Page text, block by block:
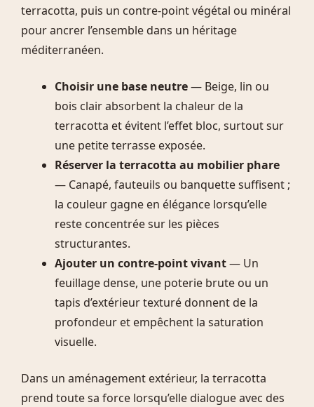
terracotta, puis un contre-point végétal ou minéral
pour ancrer l’ensemble dans un héritage
méditerranéen.
Choisir une base neutre— Beige, lin ou
bois clair absorbent la chaleur de la
terracotta et évitent l’effet bloc, surtout sur
une petite terrasse exposée.
Réserver la terracotta au mobilier phare
— Canapé, fauteuils ou banquette suffisent ;
la couleur gagne en élégance lorsqu’elle
reste concentrée sur les pièces
structurantes.
Ajouter un contre-point vivant— Un
feuillage dense, une poterie brute ou un
tapis d’extérieur texturé donnent de la
profondeur et empêchent la saturation
visuelle.
Dans un aménagement extérieur, la terracotta
prend toute sa force lorsqu’elle dialogue avec des